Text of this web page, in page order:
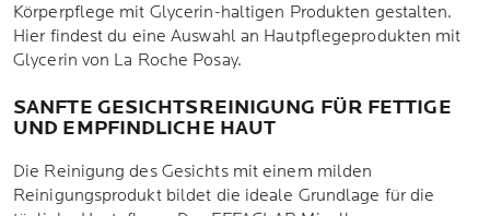
Körperpflege mit Glycerin-haltigen Produkten gestalten.
Hier findest du eine Auswahl an Hautpflegeprodukten mit
Glycerin von La Roche Posay.
SANFTE GESICHTSREINIGUNG FÜR FETTIGE
UND EMPFINDLICHE HAUT
Die Reinigung des Gesichts mit einem milden
Reinigungsprodukt bildet die ideale Grundlage für die